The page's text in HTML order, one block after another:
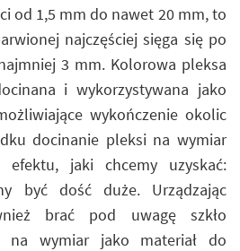
od 1,5 mm do nawet 20 mm, to
najczęściej sięga się po
3 mm. Kolorowa pleksa
i wykorzystywana jako
wykończenie okolic
docinanie pleksi na wymiar
efektu, jaki chcemy uzyskać:
być dość duże. Urządzając
brać pod uwagę szkło
na wymiar jako materiał do